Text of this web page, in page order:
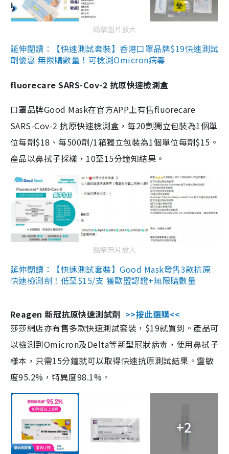
點擊圖片放大
延伸閱讀：【快速測試套裝】香港口罩品牌$19快速測試
劑優惠 無限購數量！可檢測Omicron病毒
fluorecare SARS-Cov-2 抗原快速檢測盒
口罩品牌Good Mask在官方APP上有售fluorecare
SARS-Cov-2 抗原快速檢測盒，每20劑獨立包裝為1個單
位每劑$18、每500劑/1箱獨立包裝為1個單位每劑$15。
產品以鼻拭子採樣，10至15分鐘知結果。
點擊圖片放大
延伸閱讀：【快速測試套裝】Good Mask發售3款抗原
快速檢測劑！低至$15/支 獲歐盟認證+無限購數量
Reagen 新冠抗原快速測試劑 >>按此選購<<
莎莎網店亦有售多款快速測試套裝，$19就買到。產品可
以檢測到Omicron及Delta等新型冠狀病毒，使用鼻拭子
樣本，只需15分鐘就可以取得快速抗原測試結果。靈敏
度95.2%，特異度98.1%。
+2